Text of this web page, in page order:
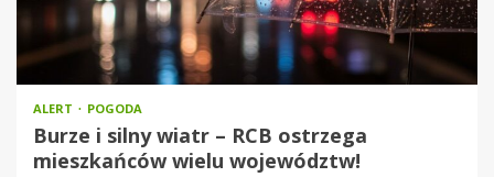
ALERT POGODA
Burze i silny wiatr – RCB ostrzega
mieszkańców wielu województw!